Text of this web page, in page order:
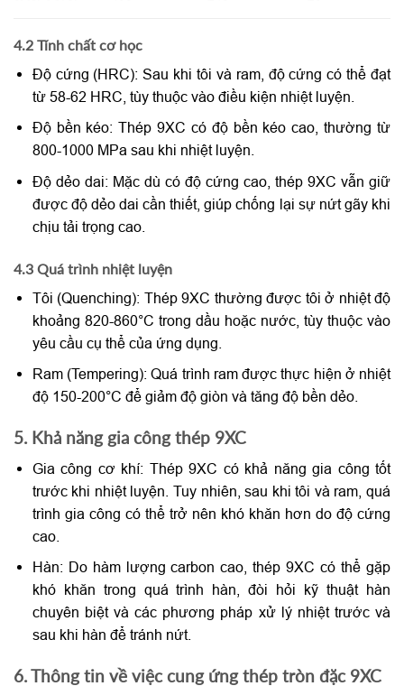
4.2 Tính chất cơ học
Độ cứng (HRC): Sau khi tôi và ram, độ cứng có thể đạt
từ 58-62 HRC, tùy thuộc vào điều kiện nhiệt luyện.
Độ bền kéo: Thép 9XC có độ bền kéo cao, thường từ
800-1000 MPa sau khi nhiệt luyện.
Độ dẻo dai: Mặc dù có độ cứng cao, thép 9XC vẫn giữ
được độ dẻo dai cần thiết, giúp chống lại sự nứt gãy khi
chịu tải trọng cao.
4.3 Quá trình nhiệt luyện
Tôi (Quenching): Thép 9XC thường được tôi ở nhiệt độ
khoảng 820-860°C trong dầu hoặc nước, tùy thuộc vào
yêu cầu cụ thể của ứng dụng.
Ram (Tempering): Quá trình ram được thực hiện ở nhiệt
độ 150-200°C để giảm độ giòn và tăng độ bền dẻo.
5. Khả năng gia công thép 9XC
Gia công cơ khí: Thép 9XC có khả năng gia công tốt
trước khi nhiệt luyện. Tuy nhiên, sau khi tôi và ram, quá
trình gia công có thể trở nên khó khăn hơn do độ cứng
cao.
Hàn: Do hàm lượng carbon cao, thép 9XC có thể gặp
khó khăn trong quá trình hàn, đòi hỏi kỹ thuật hàn
chuyên biệt và các phương pháp xử lý nhiệt trước và
sau khi hàn để tránh nứt.
6. Thông tin về việc cung ứng thép tròn đặc 9XC